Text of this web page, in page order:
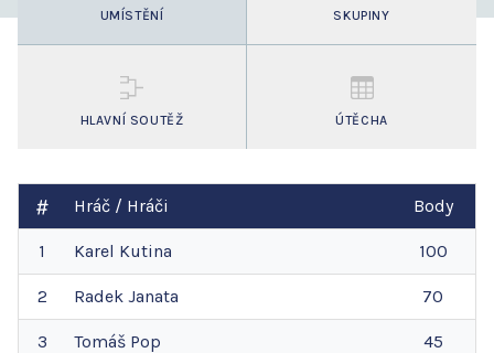
UMÍSTĚNÍ SKUPINY
HLAVNÍ SOUTĚŽ ÚTĚCHA
Hráč / Hráči Body
1 Karel Kutina 100
2 Radek Janata 70
3 Tomáš Pop 45